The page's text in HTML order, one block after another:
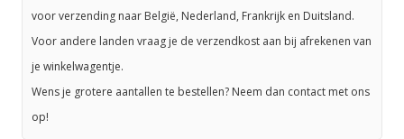
voor verzending naar België, Nederland, Frankrijk en Duitsland.
Voor andere landen vraag je de verzendkost aan bij afrekenen van
je winkelwagentje.
Wens je grotere aantallen te bestellen? Neem dan contact met ons
op!